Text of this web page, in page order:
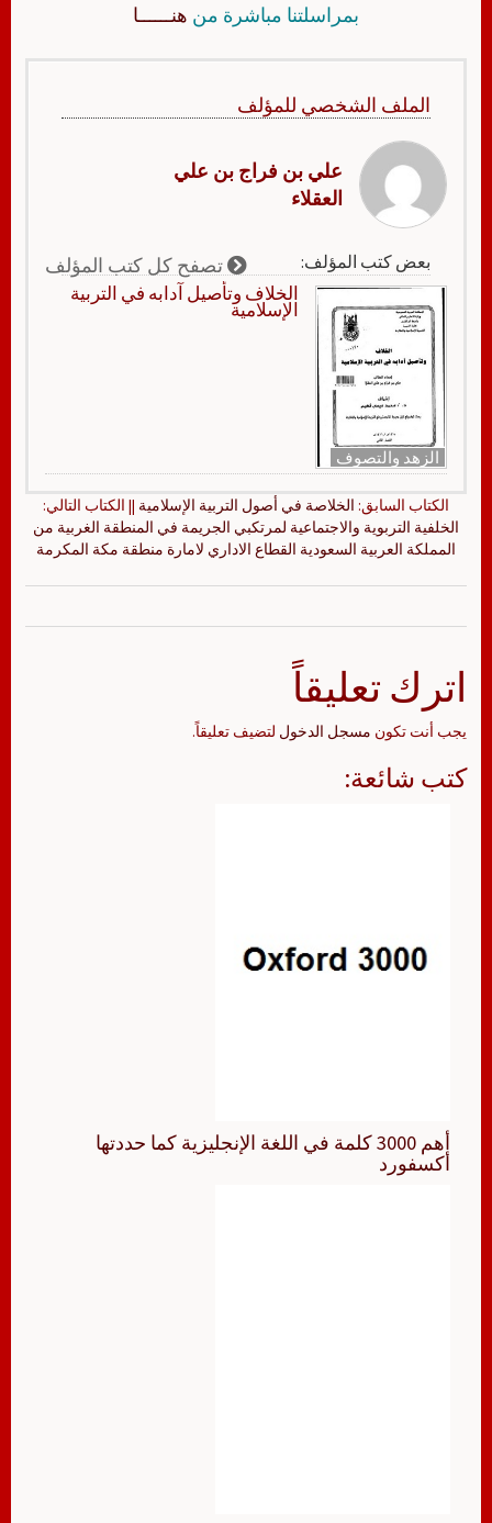
بمراسلتنا مباشرة من هنــــــا
الملف الشخصي للمؤلف
علي بن فراج بن علي
العقلاء
بعض كتب المؤلف: تصفح كل كتب المؤلف
الزهد والتصوف
الخلاف وتأصيل آدابه في التربية
الإسلامية
الكتاب السابق: الخلاصة في أصول التربية الإسلامية || الكتاب التالي:
الخلفية التربوية والاجتماعية لمرتكبي الجريمة في المنطقة الغربية من
المملكة العربية السعودية القطاع الاداري لامارة منطقة مكة المكرمة
اترك تعليقاً
يجب أنت تكون مسجل الدخول لتضيف تعليقاً.
كتب شائعة:
أهم 3000 كلمة في اللغة الإنجليزية كما حددتها
أكسفورد